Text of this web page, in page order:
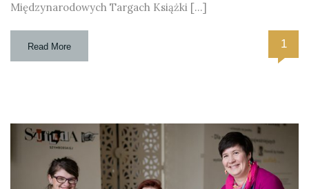
Międzynarodowych Targach Książki […]
Read More 1